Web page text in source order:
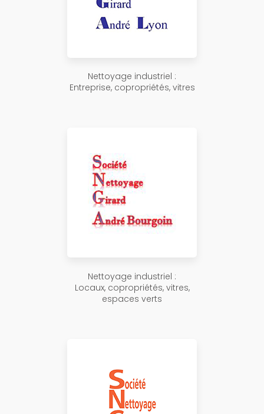
Nettoyage industriel :
Entreprise, copropriétés, vitres
Nettoyage industriel :
Locaux, copropriétés, vitres,
espaces verts